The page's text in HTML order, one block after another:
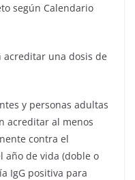
según Calendario
acreditar una dosis de
y personas adultas
acreditar al menos
contra el
año de vida (doble o
IgG positiva para